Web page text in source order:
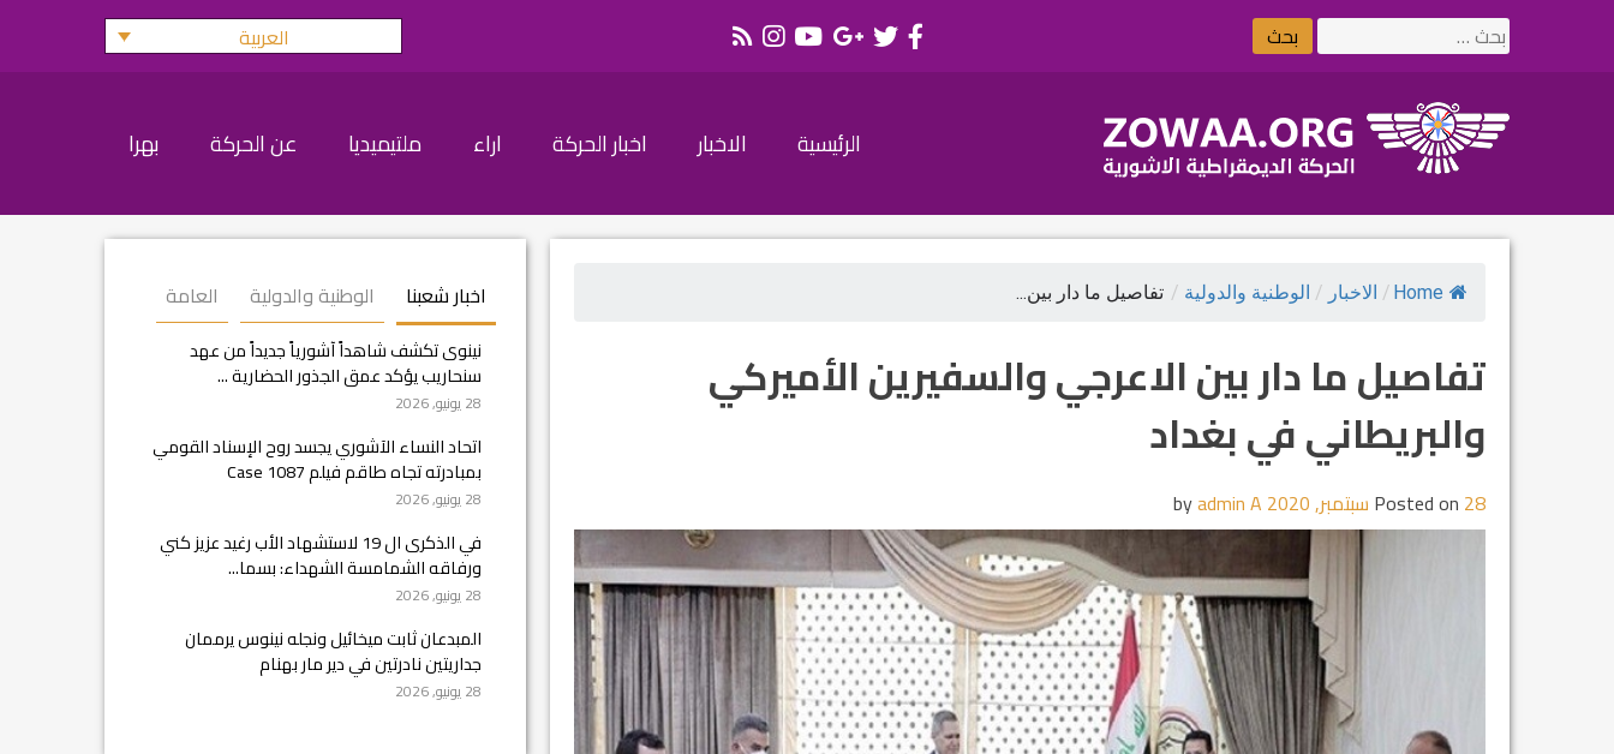
البحث
عن:
العربية
الرئيسية الاخبار اخبار الحركة اراء ملتيميديا عن الحركة بهرا
Home
/ الاخبار / الوطنية والدولية / تفاصيل ما دار بين...
تفاصيل ما دار بين الاعرجي والسفيرين الأميركي
والبريطاني في بغداد
Posted on 28 سبتمبر, 2020 admin A
اخبار شعبنا الوطنية والدولية العامة
نينوى تكشف شاهداً آشورياً جديداً من عهد
سنحاريب يؤكد عمق الجذور الحضارية ...
28 يونيو, 2026
اتحاد النساء الآشوري يجسد روح الإسناد القومي
بمبادرته تجاه طاقم فيلم Case 1087
28 يونيو, 2026
في الذكرى ال 19 لاستشهاد الأب رغيد عزيز كني
ورفاقه الشمامسة الشهداء: بسما...
28 يونيو, 2026
المبدعان ثابت ميخائيل ونجله نينوس يرممان
جداريتين نادرتين في دير مار بهنام
28 يونيو, 2026